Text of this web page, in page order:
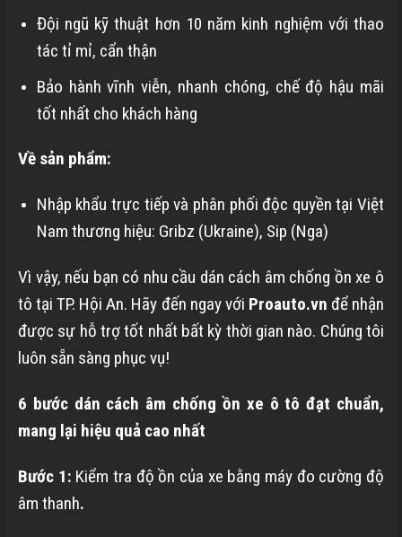
Đội ngũ kỹ thuật hơn 10 năm kinh nghiệm với thao
tác tỉ mỉ, cẩn thận
Bảo hành vĩnh viễn, nhanh chóng, chế độ hậu mãi
tốt nhất cho khách hàng
Về sản phẩm:
Nhập khẩu trực tiếp và phân phối độc quyền tại Việt
Nam thương hiệu: Gribz (Ukraine), Sip (Nga)
Vì vậy, nếu bạn có nhu cầu dán cách âm chống ồn xe ô
tô tại TP. Hội An. Hãy đến ngay với Proauto.vn để nhận
được sự hỗ trợ tốt nhất bất kỳ thời gian nào. Chúng tôi
luôn sẵn sàng phục vụ!
6 bước dán cách âm chống ồn xe ô tô đạt chuẩn,
mang lại hiệu quả cao nhất
Bước 1: Kiểm tra độ ồn của xe bằng máy đo cường độ
âm thanh.